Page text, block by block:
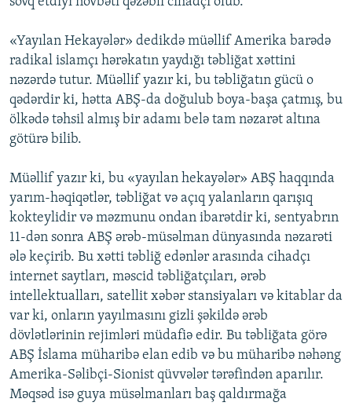
«Yayılan Hekayələr» dedikdə müəllif Amerika barədə
radikal islamçı hərəkatın yaydığı təbliğat xəttini
nəzərdə tutur. Müəllif yazır ki, bu təbliğatın gücü o
qədərdir ki, hətta ABŞ-da doğulub boya-başa çatmış, bu
ölkədə təhsil almış bir adamı belə tam nəzarət altına
götürə bilib.
Müəllif yazır ki, bu «yayılan hekayələr» ABŞ haqqında
yarım-həqiqətlər, təbliğat və açıq yalanların qarışıq
kokteylidir və məzmunu ondan ibarətdir ki, sentyabrın
11-dən sonra ABŞ ərəb-müsəlman dünyasında nəzarəti
ələ keçirib. Bu xətti təbliğ edənlər arasında cihadçı
internet saytları, məscid təbliğatçıları, ərəb
intellektualları, satellit xəbər stansiyaları və kitablar da
var ki, onların yayılmasını gizli şəkildə ərəb
dövlətlərinin rejimləri müdafiə edir. Bu təbliğata görə
ABŞ İslama müharibə elan edib və bu müharibə nəhəng
Amerika-Səlibçi-Sionist qüvvələr tərəfindən aparılır.
Məqsəd isə guya müsəlmanları baş qaldırmağa